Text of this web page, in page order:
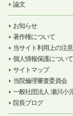
論文
お知らせ
著作権について
当サイト利用上の注意
個人情報保護について
サイトマップ
当院倫理審査委員会
一般社団法人 瀬川小
院長ブログ